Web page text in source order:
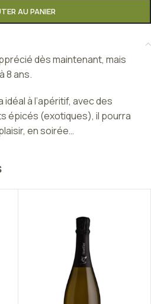
AU PANIER
dès maintenant, mais
8 ans.
idéal à l’apéritif, avec des
épicés (exotiques), il pourra
en soirée…